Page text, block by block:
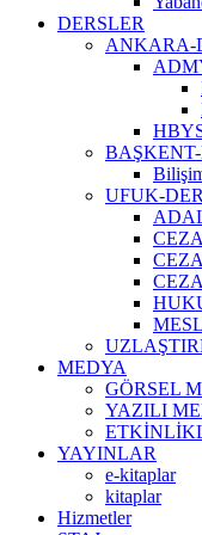
DERSLER
ANKARA-
UFUK-
MEDYA
GÖRSEL
YAZILI
YAYINLAR
e-kitaplar
kitaplar
Hizmetler